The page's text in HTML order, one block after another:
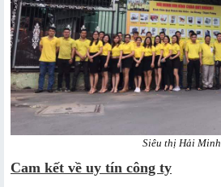
Siêu thị Hải Minh
Cam kết về uy tín công ty